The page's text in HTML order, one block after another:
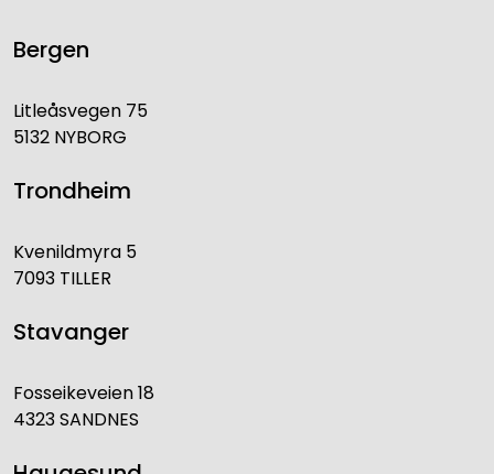
Bergen
Litleåsvegen 75
5132 NYBORG
Trondheim
Kvenildmyra 5
7093 TILLER
Stavanger
Fosseikeveien 18
4323 SANDNES